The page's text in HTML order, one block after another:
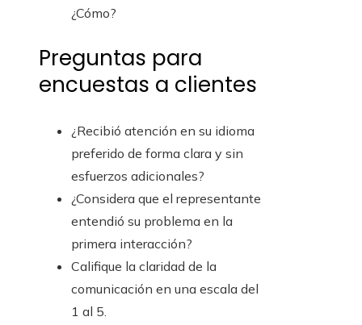
¿Cómo?
Preguntas para
encuestas a clientes
¿Recibió atención en su idioma
preferido de forma clara y sin
esfuerzos adicionales?
¿Considera que el representante
entendió su problema en la
primera interacción?
Califique la claridad de la
comunicación en una escala del
1 al 5.